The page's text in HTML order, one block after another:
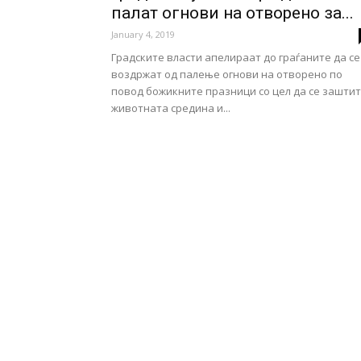
палат огнови на отворено за...
January 4, 2019
Градските власти апелираат до граѓаните да се
воздржат од палење огнови на отворено по
повод божикните празници со цел да се
животната средина и...